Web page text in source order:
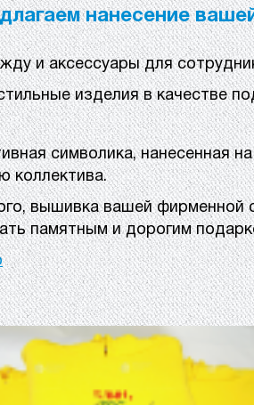
нанесение
и аксессуары для
изделия в качестве
символика, нанесенная
коллектива.
вышивка вашей фирменной
памятным и дорогим